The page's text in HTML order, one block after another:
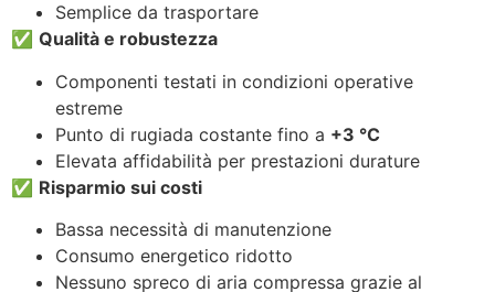
Semplice da trasportare
✅ Qualità e robustezza
Componenti testati in condizioni operative
estreme
Punto di rugiada costante fino a +3 °C
Elevata affidabilità per prestazioni durature
✅ Risparmio sui costi
Bassa necessità di manutenzione
Consumo energetico ridotto
Nessuno spreco di aria compressa grazie al